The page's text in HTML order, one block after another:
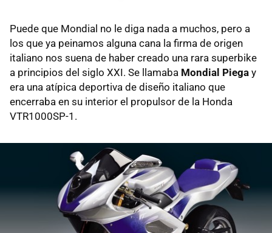
Puede que Mondial no le diga nada a muchos, pero a
los que ya peinamos alguna cana la firma de origen
italiano nos suena de haber creado una rara superbike
a principios del siglo XXI. Se llamaba Mondial Piega y
era una atípica deportiva de diseño italiano que
encerraba en su interior el propulsor de la Honda
VTR1000SP-1.